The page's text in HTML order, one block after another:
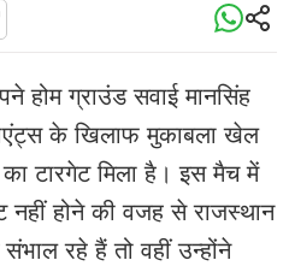
होम ग्राउंड सवाई मानसिंह
के खिलाफ मुकाबला खेल
टारगेट मिला है। इस मैच में
होने की वजह से राजस्थान
संभाल रहे हैं तो वहीं उन्होंने